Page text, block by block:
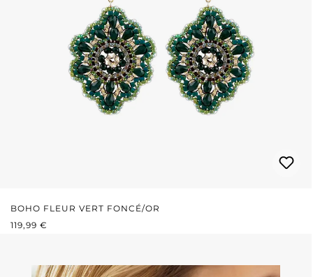
BOHO FLEUR VERT FONCÉ/OR
PRIX RÉGULIER :
119,99 €